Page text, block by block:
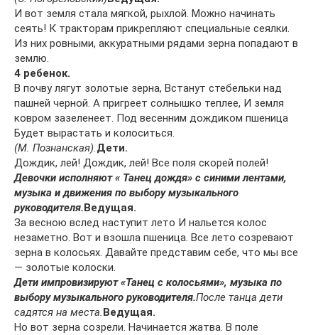
И вот земля стала мягкой, рыхлой. Можно начинать
сеять! К тракторам прикрепляют специальные сеялки.
Из них ровными, аккуратными рядами зерна попадают в
землю.
4 ребенок.
В почву лягут золотые зерна, Встанут стебельки над
пашней черной. А пригреет солнышко теплее, И земля
ковром зазеленеет. Под весенним дождиком пшеница
Будет вырастать и колоситься.
(М. Познанская).Дети.
Дождик, лей! Дождик, лей! Все поля скорей полей!
Девочки исполняют « Танец дождя» с синими лентами,
музыка и движения по выбору музыкального
руководителя.Ведущая.
За весною вслед наступит лето И нальется колос
незаметно. Вот и взошла пшеница. Все лето созревают
зерна в колосьях. Давайте представим себе, что мы все
— золотые колоски.
Дети импровизируют «Танец с колосьями», музыка по
выбору музыкального руководителя.После танца дети
садятся на места.Ведущая.
Но вот зерна созрели. Начинается жатва. В поле